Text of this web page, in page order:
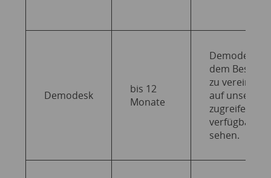
Demodesk
bis 12
Monate
Demodesk
dem
zu
auf unseren
zugreifen
verfügbare
sehen.